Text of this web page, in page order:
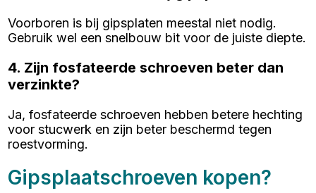
Voorboren is bij gipsplaten meestal niet nodig.
Gebruik wel een snelbouw bit voor de juiste diepte.
4. Zijn fosfateerde schroeven beter dan
verzinkte?
Ja, fosfateerde schroeven hebben betere hechting
voor stucwerk en zijn beter beschermd tegen
roestvorming.
Gipsplaatschroeven kopen?